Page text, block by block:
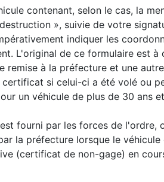
contenant, selon le cas, la
», suivie de votre
indiquer les
L'original de ce formulaire est à
à la préfecture et une
si celui-ci a été volé ou
un véhicule de plus de 30 ans
fourni par les forces de l'ordre,
la préfecture lorsque le véhicule
(certificat de non-gage) en